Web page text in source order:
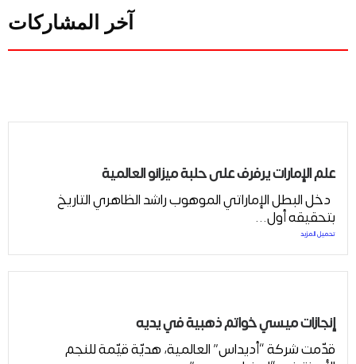
آخر المشاركات
علم الإمارات يرفرف على حلبة ميزانو العالمية
دخل البطل الإماراتي الموهوب راشد الظاهري التاريخ
بتحقيقه أول...
تحميل المزيد
إنجازات ميسي خواتم ذهبية في يديه
قدّمت شركة “أديداس” العالمية، هديّة قيّمة للنجم